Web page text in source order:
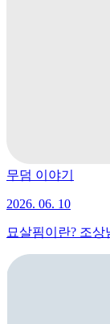
무덤 이야기
2026. 06. 10
묘살핌이란? 조